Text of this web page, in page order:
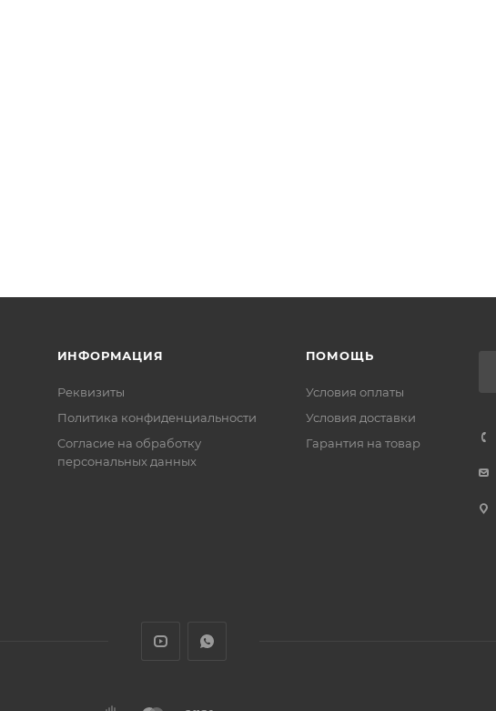
ИНФОРМАЦИЯ
Реквизиты
Политика конфиденциальности
Cогласие на обработку
персональных данных
ПОМОЩЬ
Условия оплаты
Условия доставки
Гарантия на товар